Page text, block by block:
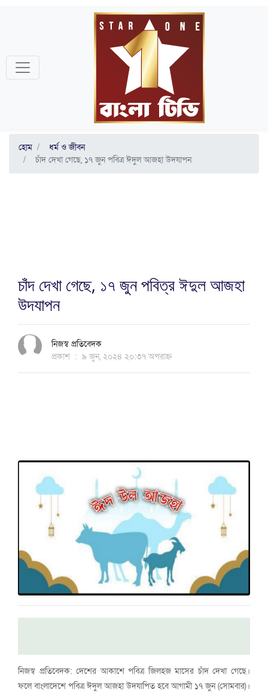
হোম
ধর্ম ও জীবন
চাঁদ দেখা গেছে, ১৭ জুন পবিত্র ঈদুল আজহা উদযাপন
চাঁদ দেখা গেছে, ১৭ জুন পবিত্র ঈদুল আজহা
উদযাপন
নিজস্ব প্রতিবেদক
প্রকাশ : ৯ জুন, ২০২৪ ২০:৩৭ অপরাহ্ন
নিজস্ব প্রতিবেদক: দেশের আকাশে পবিত্র জিলহজ মাসের চাঁদ দেখা গেছে।
ফলে বাংলাদেশে পবিত্র ঈদুল আজহা উদযাপিত হবে আগামী ১৭ জুন (সোমবার)।